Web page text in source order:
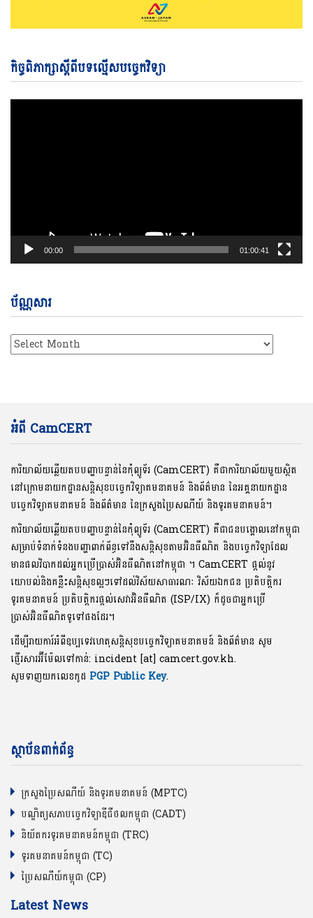
កិច្ចពិភាក្សាស្តីពីបទល្មើសបច្ចេកវិទ្យា
00:00 01:00:41
ប័ណ្ណសារ
ប័ណ្ណសារ
អំពី CamCERT
ការិយាល័យឆ្លើយតបបញ្ហាបន្ទាន់នៃកុំព្យូទ័រ (CamCERT) គឺជាការិយាល័យមួយស្ថិត
នៅក្រោមនាយកដ្ឋានសន្តិសុខបច្ចេកវិទ្យាគមនាគមន៍ និងព័ត៌មាន នៃអគ្គនាយកដ្ឋាន
បច្ចេកវិទ្យាគមនាគមន៍ និងព័ត៌មាន នៃក្រសួងប្រៃសណីយ៍ និងទូរគមនាគមន៍។
ការិយាល័យឆ្លើយតបបញ្ហាបន្ទាន់នៃកុំព្យូទ័រ (CamCERT) គឺជាជនបង្គោលនៅកម្ពុជា
សម្រាប់ទំនាក់ទំនងបញ្ហាពាក់ព័ន្ធទៅនឹងសន្តិសុខតាមអ៊ិនធឺណិត និងបច្ចេកវិទ្យាដែល
មានផលវិបាកដល់អ្នកប្រើប្រាស់អ៊ិនធឺណិតនៅកម្ពុជា ។ CamCERT ផ្តល់នូវ
យោបល់និងគន្លឹះសន្តិសុខល្អៗទៅដល់វិស័យសាធារណៈ វិស័យឯកជន ប្រតិបត្តិករ
ទូរគមនាគមន៍ ប្រតិបត្តិករផ្តល់សេវាអ៊ិនធឺណិត (ISP/IX) ក៏ដូចជាអ្នកប្រើ
ប្រាស់អ៊ិនធឺណិតទូទៅផងដែរ។
ដើម្បីរាយការ៍អំពីឧប្បទេវហេតុសន្តិសុខបច្ចេកវិទ្យាគមនាគមន៍ និងព័ត៌មាន សូម
ផ្ញើរសារអ៊ីម៉ែលទៅកាន់: incident [at] camcert.gov.kh.
សូមទាញយកលេខកូដ PGP Public Key.
ស្ថាប័នពាក់ព័ន្ធ
ក្រសួងប្រៃសណីយ៍ និងទូរគមនាគមន៍ (MPTC)
បណ្ឌិត្យសភាបច្ចេកវិទ្យាឌីជីថលកម្ពុជា (CADT)
និយ័តករទូរគមនាគមន៍កម្ពុជា (TRC)
ទូរគមនាគមន៍កម្ពុជា (TC)
ប្រៃសណីយ៍កម្ពុជា (CP)
Latest News